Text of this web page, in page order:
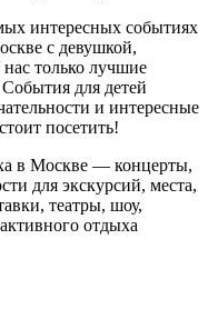
интересных событиях
с девушкой,
только лучшие
для детей
и интересные
посетить!
в Москве — концерты,
для экскурсий, места,
театры, шоу,
отдыха